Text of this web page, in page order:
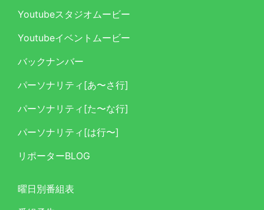
Youtubeスタジオムービー
Youtubeイベントムービー
バックナンバー
パーソナリティ[あ〜さ行]
パーソナリティ[た〜な行]
パーソナリティ[は行〜]
リポーターBLOG
曜日別番組表